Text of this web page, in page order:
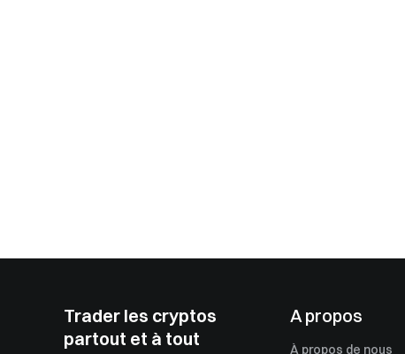
Trader les cryptos
partout et à tout
A propos
À propos de nous